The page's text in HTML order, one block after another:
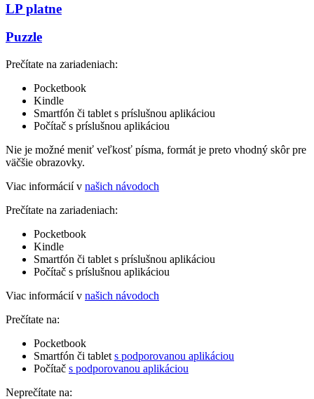
LP platne
Puzzle
Prečítate na zariadeniach:
Pocketbook
Kindle
Smartfón či tablet s príslušnou aplikáciou
Počítač s príslušnou aplikáciou
Nie je možné meniť veľkosť písma, formát je preto vhodný skôr pre
väčšie obrazovky.
Viac informácií v našich návodoch
Prečítate na zariadeniach:
Pocketbook
Kindle
Smartfón či tablet s príslušnou aplikáciou
Počítač s príslušnou aplikáciou
Viac informácií v našich návodoch
Prečítate na:
Pocketbook
Smartfón či tablet s podporovanou aplikáciou
Počítač s podporovanou aplikáciou
Neprečítate na: